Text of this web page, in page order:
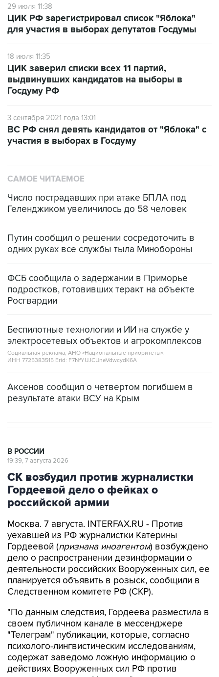
для участия в выборах депутатов Госдумы
18 июля 11:35
выдвинувших кандидатов на выборы в
Госдуму РФ
3 сентября 2021 года 13:01
участия в выборах в Госдуму
Число пострадавших при атаке БПЛА под
Путин сообщил о решении сосредоточить в
ФСБ сообщила о задержании в Приморье
Росгвардии
Беспилотные технологии и ИИ на службе у
Социальная реклама, АНО «Национальные приоритеты».
ИНН 7725383515 Erid: F7NfYUJCUneVdwcydK6A
Аксенов сообщил о четвертом погибшем в
СК возбудил против журналистки
Гордеевой дело о фейках о
российской армии
Москва. 7 августа. INTERFAX.RU - Против
Гордеевой (признана иноагентом ) возбуждено
дело о распространении дезинформации о
деятельности российских Вооруженных сил, ее
планируется объявить в розыск, сообщили в
Следственном комитете РФ (СКР).
"По данным следствия, Гордеева разместила в
"Телеграм" публикации, которые, согласно
психолого-лингвистическим исследованиям,
содержат заведомо ложную информацию о
действиях Вооруженных сил РФ против
мирного населения Украины", - говорится в
сообщении СКР в канале в MAX в пятницу.